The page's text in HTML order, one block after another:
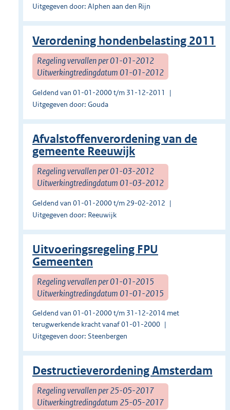
Uitgegeven door: Alphen aan den Rijn
Verordening hondenbelasting 2011
Regeling vervallen per 01-01-2012
Uitwerkingtredingdatum 01-01-2012
Geldend van 01-01-2000 t/m 31-12-2011
Uitgegeven door: Gouda
Afvalstoffenverordening van de
gemeente Reeuwijk
Regeling vervallen per 01-03-2012
Uitwerkingtredingdatum 01-03-2012
Geldend van 01-01-2000 t/m 29-02-2012
Uitgegeven door: Reeuwijk
Uitvoeringsregeling FPU
Gemeenten
Regeling vervallen per 01-01-2015
Uitwerkingtredingdatum 01-01-2015
Geldend van 01-01-2000 t/m 31-12-2014 met
terugwerkende kracht vanaf 01-01-2000
Uitgegeven door: Steenbergen
Destructieverordening Amsterdam
Regeling vervallen per 25-05-2017
Uitwerkingtredingdatum 25-05-2017